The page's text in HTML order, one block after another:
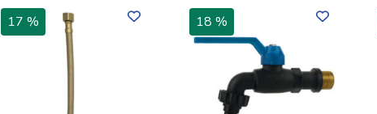
17 % 18 %